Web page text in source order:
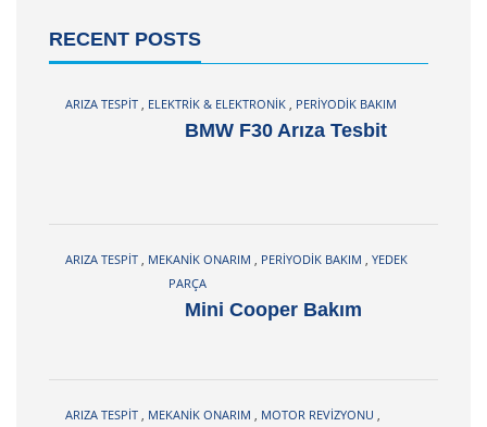
RECENT POSTS
ARIZA TESPIT , ELEKTRIK & ELEKTRONIK , PERIYODIK BAKIM
BMW F30 Arıza Tesbit
ARIZA TESPIT , MEKANIK ONARIM , PERIYODIK BAKIM , YEDEK
PARÇA
Mini Cooper Bakım
ARIZA TESPIT , MEKANIK ONARIM , MOTOR REVIZYONU ,